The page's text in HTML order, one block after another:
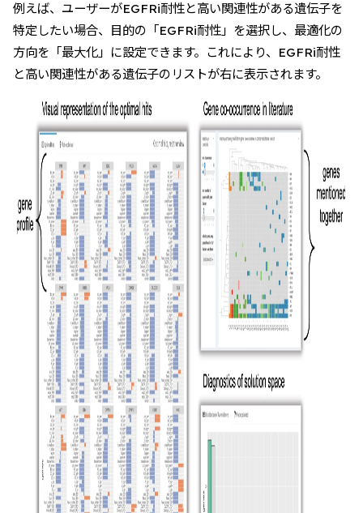
例えば、ユーザーがEGFRi耐性と高い関連性がある遺伝子を
特定したい場合、目的の「EGFRi耐性」を選択し、最適化の
方向を「最大化」に設定できます。これにより、EGFRi耐性
と高い関連性がある遺伝子のリストが右に表示されます。